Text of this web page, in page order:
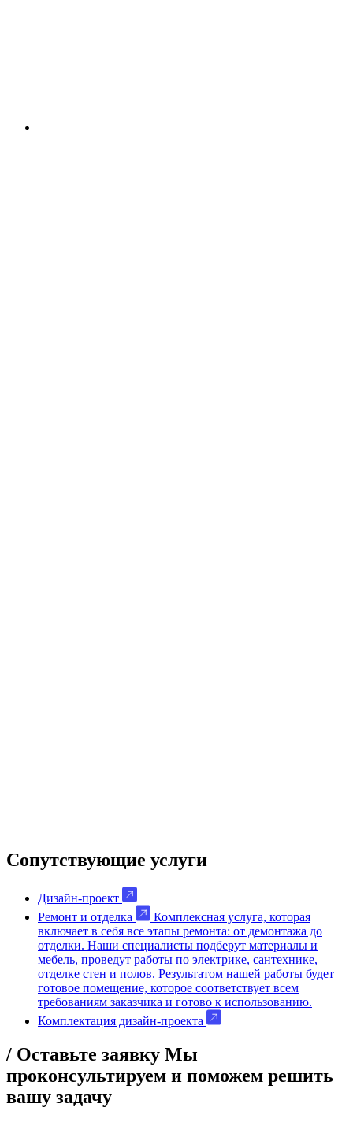
Сопутствующие услуги
Дизайн-проект
Ремонт и отделка
Комплексная услуга, которая
включает в себя все этапы ремонта: от демонтажа до
отделки. Наши специалисты подберут материалы и
мебель, проведут работы по электрике, сантехнике,
отделке стен и полов. Результатом нашей работы будет
готовое помещение, которое соответствует всем
требованиям заказчика и готово к использованию.
Комплектация дизайн-проекта
/ Оставьте заявку Мы
проконсультируем и поможем решить
вашу задачу